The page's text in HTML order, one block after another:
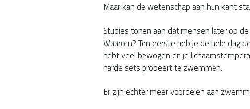
Maar kan de wetenschap aan hun kant
Studies tonen aan dat mensen later op
Waarom? Ten eerste heb je de hele dag
hebt veel bewogen en je
harde sets probeert te zwemmen.
Er zijn echter meer voordelen aan